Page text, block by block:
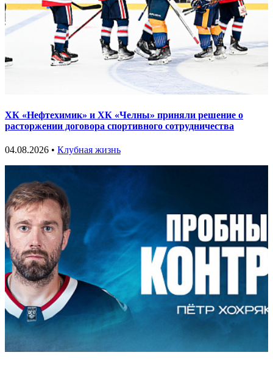
ХК «Нефтехимик» и ХК «Челны» приняли решение о
расторжении договора спортивного сотрудничества
04.08.2026 • Клубная жизнь